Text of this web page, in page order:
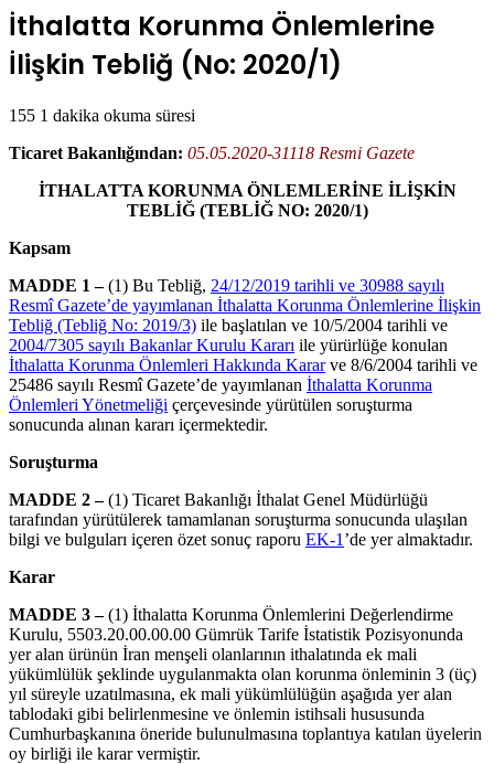
İthalatta Korunma Önlemlerine
İlişkin Tebliğ (No: 2020/1)
155 1 dakika okuma süresi
Ticaret Bakanlığından: 05.05.2020-31118 Resmi Gazete
İTHALATTA KORUNMA ÖNLEMLERİNE İLİŞKİN
TEBLİĞ (TEBLİĞ NO: 2020/1)
Kapsam
MADDE 1 –(1) Bu Tebliğ, 24/12/2019 tarihli ve 30988 sayılı
Resmî Gazete’de yayımlanan İthalatta Korunma Önlemlerine İlişkin
Tebliğ (Tebliğ No: 2019/3) ile başlatılan ve 10/5/2004 tarihli ve
2004/7305 sayılı Bakanlar Kurulu Kararı ile yürürlüğe konulan
İthalatta Korunma Önlemleri Hakkında Kararve 8/6/2004 tarihli ve
25486 sayılı Resmî Gazete’de yayımlanan İthalatta Korunma
Önlemleri Yönetmeliği çerçevesinde yürütülen soruşturma
sonucunda alınan kararı içermektedir.
Soruşturma
MADDE 2 –(1) Ticaret Bakanlığı İthalat Genel Müdürlüğü
tarafından yürütülerek tamamlanan soruşturma sonucunda ulaşılan
bilgi ve bulguları içeren özet sonuç raporu EK-1 ’de yer almaktadır.
Karar
MADDE 3 –(1) İthalatta Korunma Önlemlerini Değerlendirme
Kurulu, 5503.20.00.00.00 Gümrük Tarife İstatistik Pozisyonunda
yer alan ürünün İran menşeli olanlarının ithalatında ek mali
yükümlülük şeklinde uygulanmakta olan korunma önleminin 3 (üç)
yıl süreyle uzatılmasına, ek mali yükümlülüğün aşağıda yer alan
tablodaki gibi belirlenmesine ve önlemin istihsali hususunda
Cumhurbaşkanına öneride bulunulmasına toplantıya katılan üyelerin
oy birliği ile karar vermiştir.